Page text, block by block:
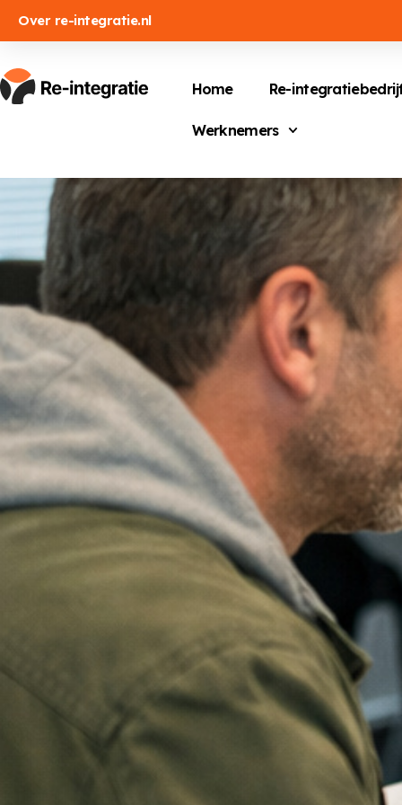
Over re-integratie.nl
Home Re-
Werknemers